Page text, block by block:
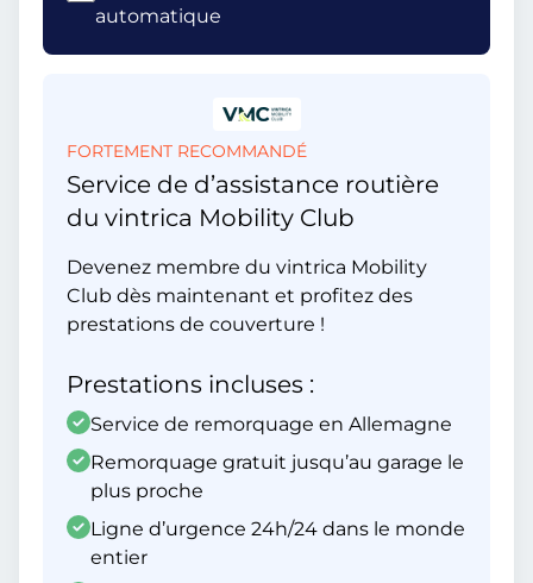
automatique
FORTEMENT RECOMMANDÉ
Service de d’assistance routière
du vintrica Mobility Club
Devenez membre du vintrica Mobility
Club dès maintenant et profitez des
prestations de couverture !
Prestations incluses :
Service de remorquage en Allemagne
Remorquage gratuit jusqu’au garage le
plus proche
Ligne d’urgence 24h/24 dans le monde
entier